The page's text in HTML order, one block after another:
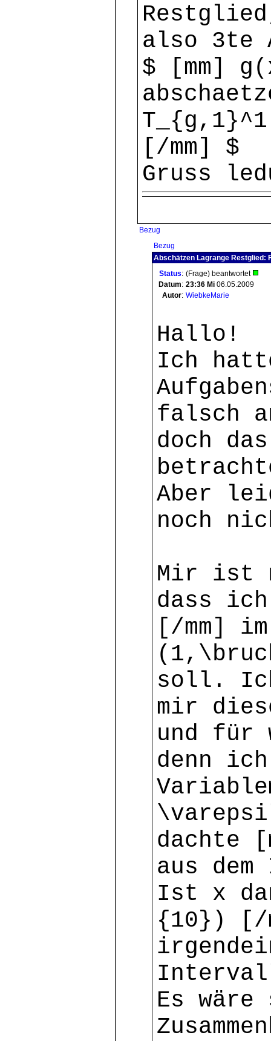
also 3te
$ [mm]
[/mm] $
Gruss
Bezug
Bezug
Abschätzen Lagrange Restglied:
Status: (Frage) beantwortet
Datum: 23:36 Mi 06.05.2009
Autor: WiebkeMarie
Hallo!
Ich
falsch
doch
Aber
noch
Mir ist
dass
[/mm]
soll.
mir
und für
denn
dachte
aus
Ist x
{10}) [/
Es wäre